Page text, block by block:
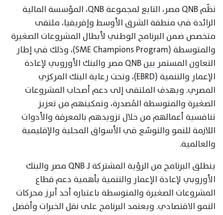
نظّم QNB مصر، التابع لمجموعة QNB، المؤسسة المالية
الرائدة في منطقة الشرق الأوسط وإفريقيا، ملتقى
متخصص ضمن البرنامج الوطني لأبطال المشروعات الصغيرة
والمتوسطة (SME Champions Program)، وذلك في إطار
التعاون المستمر بين QNB مصر والبنك الأوروبي لإعادة
الإعمار والتنمية (EBRD)، وتحت رعاية البنك المركزي
المصري. ويهدف الملتقى إلى دعم أصحاب المشروعات
الصغيرة والمتوسطة المُصدرة، وتمكينهم من تعزيز
تنافسية أعمالهم من خلال تزويدهم بالمعرفة والأدوات
اللازمة للنمو والتوسّع في الأسواق المحلية والإقليمية
والعالمية.
ينطلق البرنامج من الرؤية المشتركة لـ QNB مصر والبنك
الأوروبي لإعادة الإعمار والتنمية بأهمية دعم قطاع
المشروعات الصغيرة والمتوسطة باعتباره أحد أبرز محركات
النمو الاقتصادي. ويعتمد البرنامج على نقل الخبرات وأفضل